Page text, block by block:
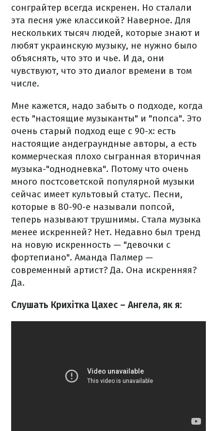
сонграйтер всегда искренен. Но сталали
эта песня уже классикой? Наверное. Для
нескольких тысяч людей, которые знают и
любят украинскую музыку, не нужно было
объяснять, что это и чье. И да, они
чувствуют, что это диалог времени в том
числе.
Мне кажется, надо забыть о подходе, когда
есть "настоящие музыканты" и "попса". Это
очень старый подход еще с 90-х: есть
настоящие андеграундные авторы, а есть
коммерческая плохо сыгранная вторичная
музыка-"однодневка". Потому что очень
много постсоветской популярной музыки
сейчас имеет культовый статус. Песни,
которые в 80-90-е называли попсой,
теперь называют трушнимы. Стала музыка
менее искренней? Нет. Недавно был тренд
на новую искренность — "девочки с
фортепиано". Аманда Палмер —
современный артист? Да. Она искренняя?
Да.
Слушать Крихітка Цахес – Ангела, як я: